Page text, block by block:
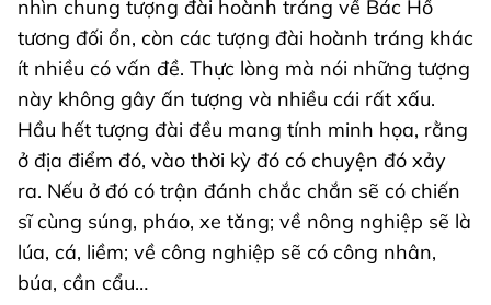
nhìn chung tượng đài hoành tráng về Bác Hồ
tương đối ổn, còn các tượng đài hoành tráng khác
ít nhiều có vấn đề. Thực lòng mà nói những tượng
này không gây ấn tượng và nhiều cái rất xấu.
Hầu hết tượng đài đều mang tính minh họa, rằng
ở địa điểm đó, vào thời kỳ đó có chuyện đó xảy
ra. Nếu ở đó có trận đánh chắc chắn sẽ có chiến
sĩ cùng súng, pháo, xe tăng; về nông nghiệp sẽ là
lúa, cá, liềm; về công nghiệp sẽ có công nhân,
búa, cần cẩu…